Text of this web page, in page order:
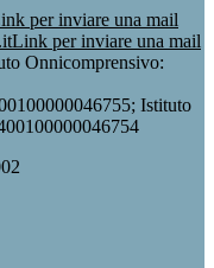
per inviare una mail
Link per inviare una mail
Onnicomprensivo:
Istituto